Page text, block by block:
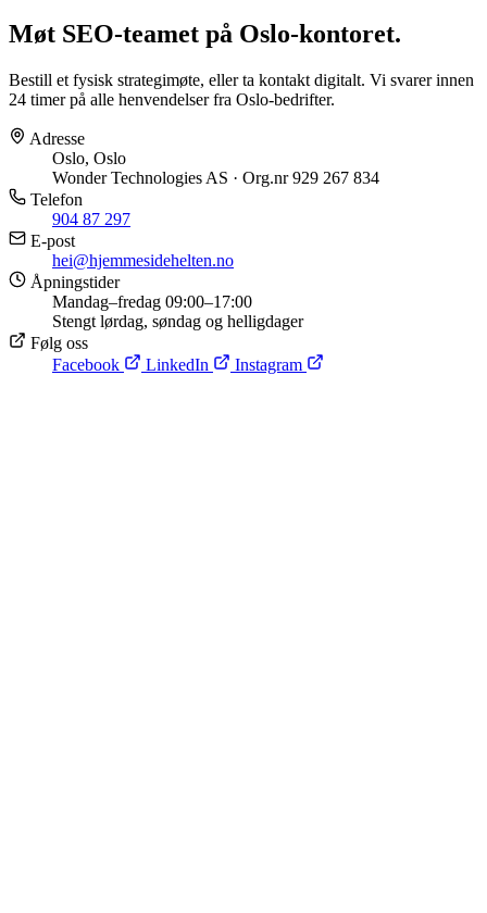
Møt SEO-teamet på Oslo-kontoret.
Bestill et fysisk strategimøte, eller ta kontakt digitalt. Vi svarer innen
24 timer på alle henvendelser fra Oslo-bedrifter.
Adresse
Oslo, Oslo
Wonder Technologies AS · Org.nr 929 267 834
Telefon
904 87 297
E-post
hei@hjemmesidehelten.no
Åpningstider
Mandag–fredag 09:00–17:00
Stengt lørdag, søndag og helligdager
Følg oss
Facebook
LinkedIn Instagram